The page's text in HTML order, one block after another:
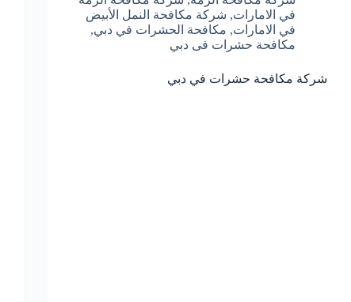
في الامارات, شركة مكافحة النمل الأبيض
في الامارات, مكافحة الحشرات في دبي,
مكافحة حشرات فى دبي
شركة مكافحة حشرات في دبي